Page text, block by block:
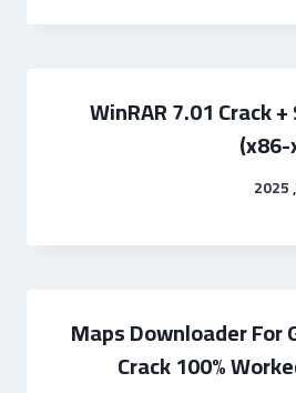
WinRAR 7.01 Crack
Maps Downloader For
Crack 100%